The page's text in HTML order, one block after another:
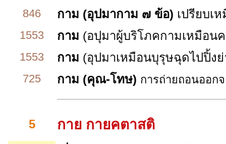
846
กาม (อุปมากาม ๗ ข้อ) เปรียบเ
1553 กาม (อปุมาผู้บริโภคกามเหมือน
1553 กาม (อุปมาเหมือนบุรุษฉุดไปปิ้ง
725 กาม (คุณ-โทษ) การถ่ายถอนออก
5 กาย กายคตาสติ